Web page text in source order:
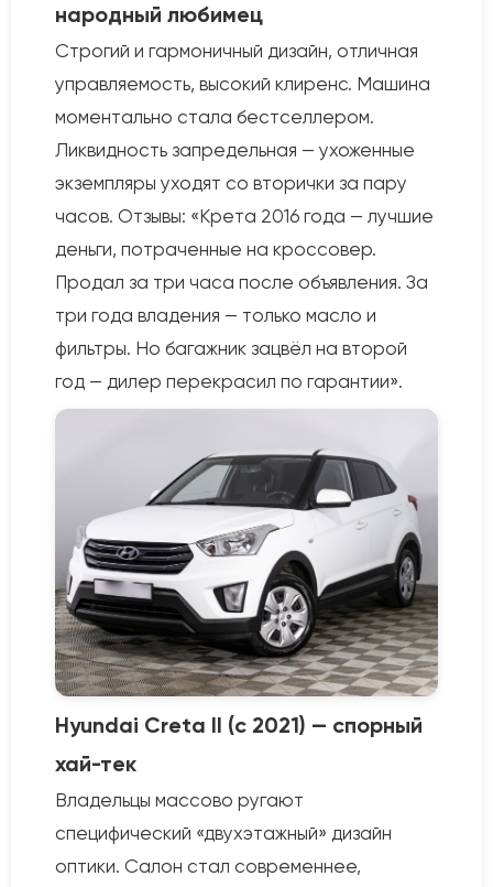
народный любимец
Строгий и гармоничный дизайн, отличная
управляемость, высокий клиренс. Машина
моментально стала бестселлером.
Ликвидность запредельная — ухоженные
экземпляры уходят со вторички за пару
часов. Отзывы: «Крета 2016 года — лучшие
деньги, потраченные на кроссовер.
Продал за три часа после объявления. За
три года владения — только масло и
фильтры. Но багажник зацвёл на второй
год — дилер перекрасил по гарантии».
Hyundai Creta II (с 2021) — спорный
хай-тек
Владельцы массово ругают
специфический «двухэтажный» дизайн
оптики. Салон стал современнее,